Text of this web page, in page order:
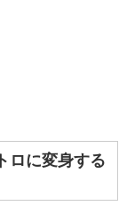
ロに変身する